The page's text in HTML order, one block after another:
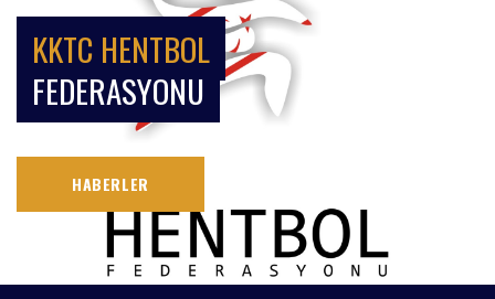
KKTC HENTBOL
FEDERASYONU
HABERLER